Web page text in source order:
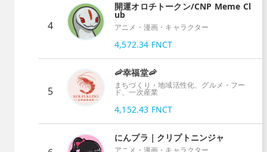
4
開運オロチトークン/CNP Meme Cl
ub
アニメ・漫画・キャラクター
4,572.34 FNCT
5
🦐幸福堂🦐
まちづくり・地域活性化、グルメ・フー
ド、一次産業
4,152.43 FNCT
にんプラ｜クリプトニンジャ